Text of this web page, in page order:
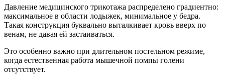
Давление медицинского трикотажа распределено градиентно:
максимальное в области лодыжек, минимальное у бедра.
Такая конструкция буквально выталкивает кровь вверх по
венам, не давая ей застаиваться.
Это особенно важно при длительном постельном режиме,
когда естественная работа мышечной помпы голени
отсутствует.